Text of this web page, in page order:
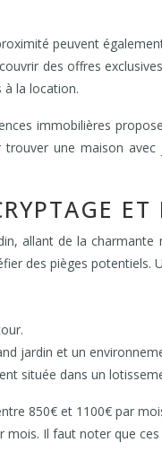
peuvent
des offres
à la location.
immobilières
une maison
ET
allant de la
des pièges
jardin et un
située dans un
850€ et 1100€ par
Il faut noter que